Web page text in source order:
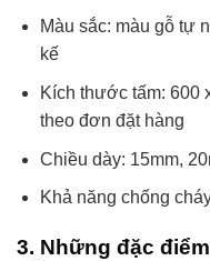
Màu sắc: màu gỗ tự
kế
Kích thước tấm: 600
theo đơn đặt hàng
Chiều dày: 15mm,
Khả năng chống
3. Những đặc